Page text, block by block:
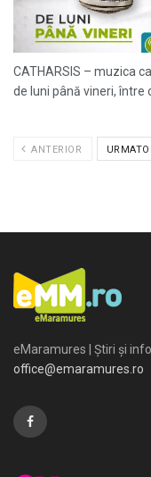
CATHARSIS – muzica
de luni până vineri, între
ANTERIOR
eMaramures | Știri și
office@emaramures.ro